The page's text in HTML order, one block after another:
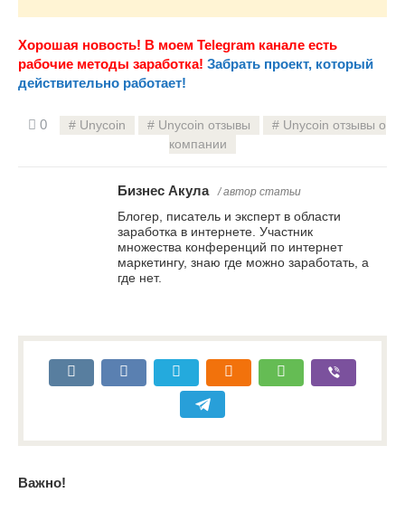
Хорошая новость! В моем Telegram канале есть
рабочие методы заработка! Забрать проект, который
действительно работает!
0 Unycoin Unycoin отзывы
Unycoin отзывы о
компании
Бизнес Акула / автор статьи
Блогер, писатель и эксперт в области
заработка в интернете. Участник
множества конференций по интернет
маркетингу, знаю где можно заработать, а
где нет.
Важно!